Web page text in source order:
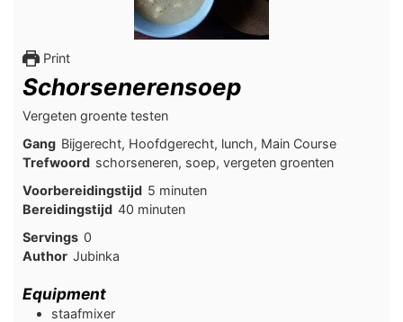
Print
Schorsenerensoep
Vergeten groente testen
Gang Bijgerecht, Hoofdgerecht, lunch, Main Course
Trefwoord schorseneren, soep, vergeten groenten
Voorbereidingstijd 5minuten
minuten
Bereidingstijd 40minuten
minuten
Servings 0
Author Jubinka
Equipment
staafmixer